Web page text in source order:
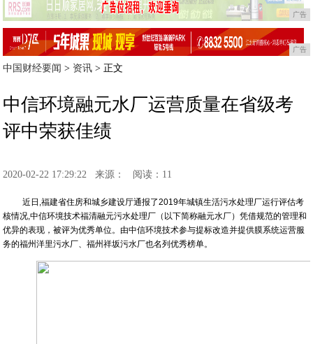
广告
广告
中国财经要闻 > 资讯 > 正文
中信环境融元水厂运营质量在省级考
评中荣获佳绩
2020-02-22 17:29:22 来源： 阅读：11
近日,福建省住房和城乡建设厅通报了2019年城镇生活污水处理厂运行评估考
核情况,中信环境技术福清融元污水处理厂（以下简称融元水厂）凭借规范的管理和
优异的表现，被评为优秀单位。由中信环境技术参与提标改造并提供膜系统运营服
务的福州洋里污水厂、福州祥坂污水厂也名列优秀榜单。